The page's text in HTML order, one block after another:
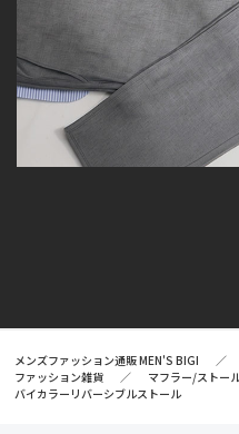
メンズファッション通販 MEN'S BIGI
ファッション雑貨
マフラー/ストー
バイカラーリバーシブルストール